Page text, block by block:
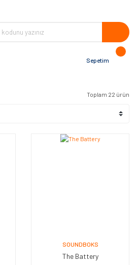
Sepetim
Toplam 22 ürün
SOUNDBOKS
The Battery